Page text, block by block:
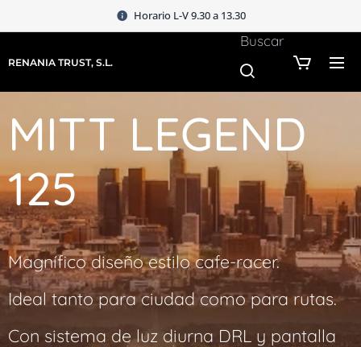
Horario L-V 9.30 a 13.30
RENANIA TRUST, S.L.
Buscar
MITT LEGEND
125
Magnífico diseño estilo cafe-racer.
Ideal tanto para ciudad como para rutas.
Con sistema de luz diurna DRL y pantalla